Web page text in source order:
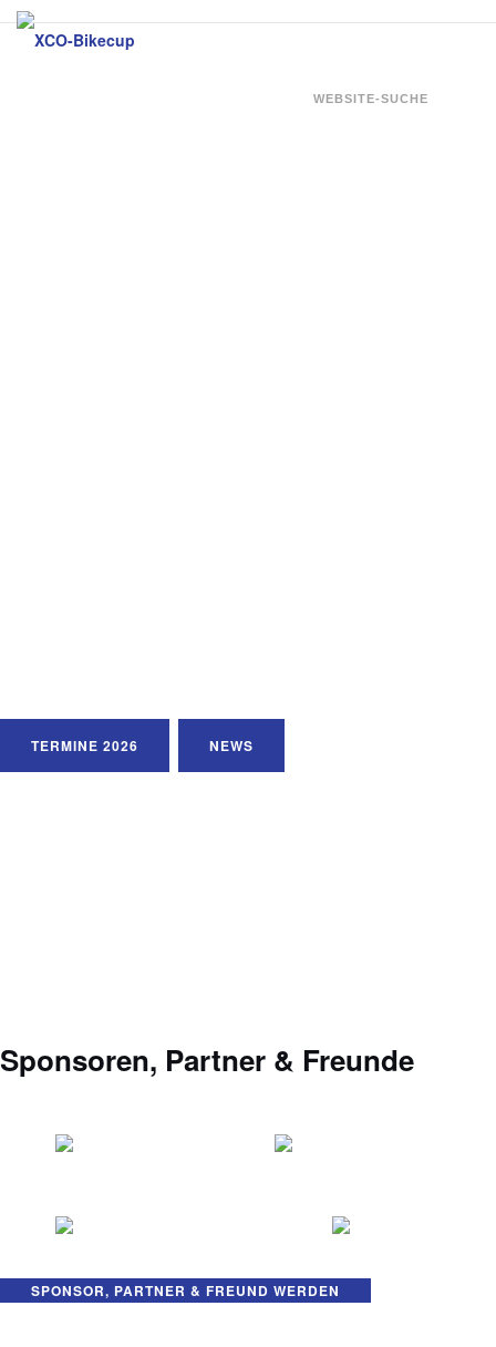
Zum
Inhalt
WEBSITE-SUCHE
TERMINE 2026 NEWS
Sponsoren, Partner & Freunde
SPONSOR, PARTNER & FREUND WERDEN